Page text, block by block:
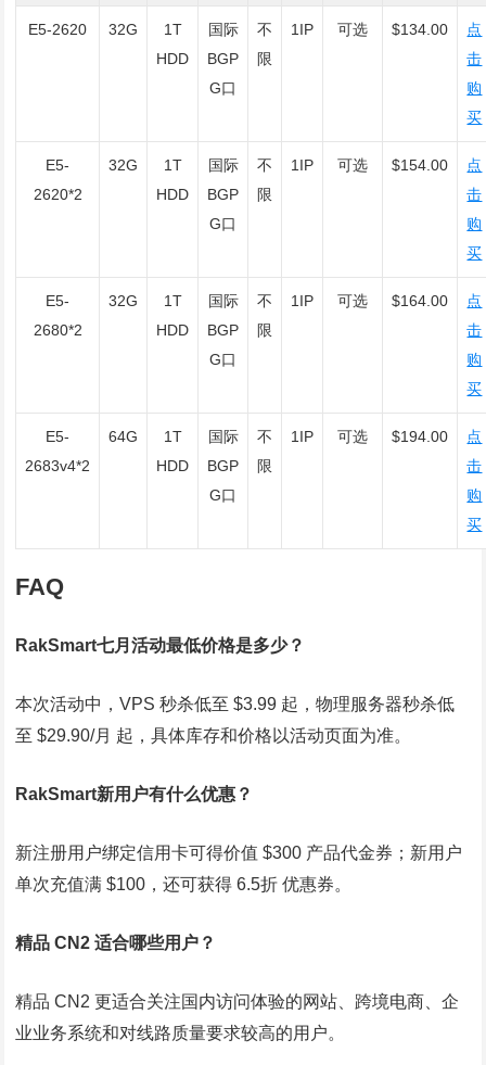
E5-2620 32G
1T
HDD
国际
BGP
G口
不
限
1IP 可选 $134.00
点
击
购
买
E5-
2620*2
32G
1T
HDD
国际
BGP
G口
不
限
1IP 可选 $154.00
点
击
购
买
E5-
2680*2
32G
1T
HDD
国际
BGP
G口
不
限
1IP 可选 $164.00
点
击
购
买
E5-
2683v4*2
64G
1T
HDD
国际
BGP
G口
不
限
1IP 可选 $194.00
点
击
购
买
FAQ
RakSmart七月活动最低价格是多少？
本次活动中，VPS 秒杀低至 $3.99 起，物理服务器秒杀低
至 $29.90/月 起，具体库存和价格以活动页面为准。
RakSmart新用户有什么优惠？
新注册用户绑定信用卡可得价值 $300 产品代金券；新用户
单次充值满 $100，还可获得 6.5折 优惠券。
精品 CN2 适合哪些用户？
精品 CN2 更适合关注国内访问体验的网站、跨境电商、企
业业务系统和对线路质量要求较高的用户。